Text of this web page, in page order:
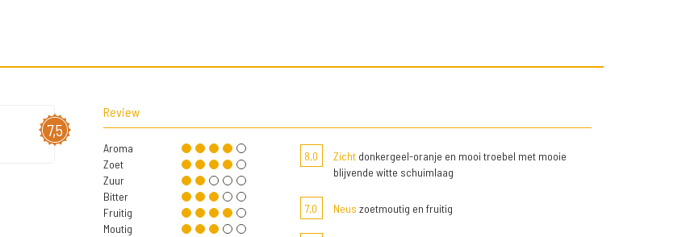
7,5
Review
Aroma
Zoet
Zuur
Bitter
Fruitig
Moutig
8,0 Zichtdonkergeel-oranje en mooi troebel met mooie
blijvende witte schuimlaag
7,0 Neus zoetmoutig en fruitig